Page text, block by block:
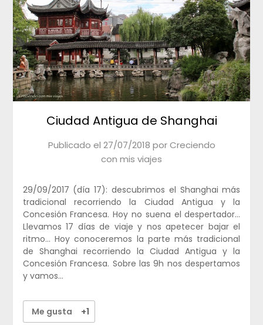
Ciudad Antigua de Shanghai
Publicado el 27/07/2018 porCreciendo
con mis viajes
29/09/2017 (día 17): descubrimos el Shanghai más
tradicional recorriendo la Ciudad Antigua y la
Concesión Francesa. Hoy no suena el despertador…
Llevamos 17 días de viaje y nos apetecer bajar el
ritmo… Hoy conoceremos la parte más tradicional
de Shanghai recorriendo la Ciudad Antigua y la
Concesión Francesa. Sobre las 9h nos despertamos
y vamos…
Me gusta +1